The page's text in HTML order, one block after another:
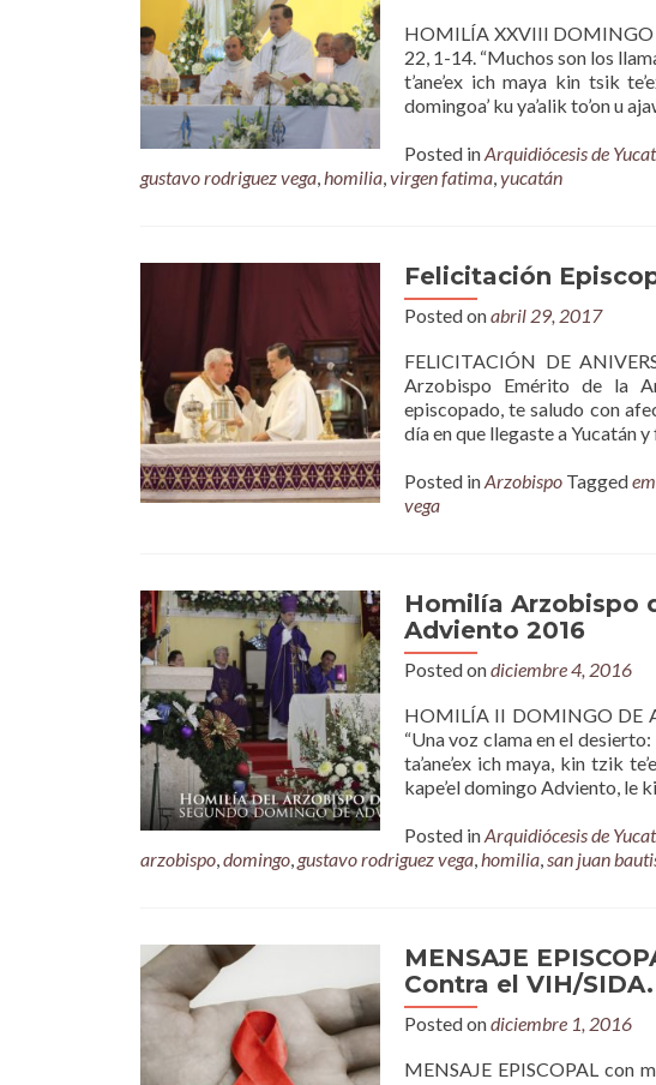
HOMILÍA XXVIII DOMINGO
22, 1-14. “Muchos son los
t’ane’ex ich maya kin tsik
domingoa’ ku ya’alik to’on u
Posted inArquidiócesis de
gustavo rodriguez vega,homilia,virgen fatima,yucatán
Felicitación
Posted onabril 29, 2017
FELICITACIÓN DE
Arzobispo Emérito de la
episcopado, te saludo con
día en que llegaste a Yucatán
Posted inArzobispo Tagged
vega
Homilía Arzobispo
Adviento 2016
Posted ondiciembre 4, 2016
HOMILÍA II DOMINGO DE
“Una voz clama en el desierto:
ta’ane’ex ich maya, kin tzik
kape’el domingo Adviento, le
Posted inArquidiócesis de
arzobispo,domingo, gustavo rodriguez vega,homilia,san juan
MENSAJE
Contra el VIH/SIDA.
Posted ondiciembre 1, 2016
MENSAJE EPISCOPAL